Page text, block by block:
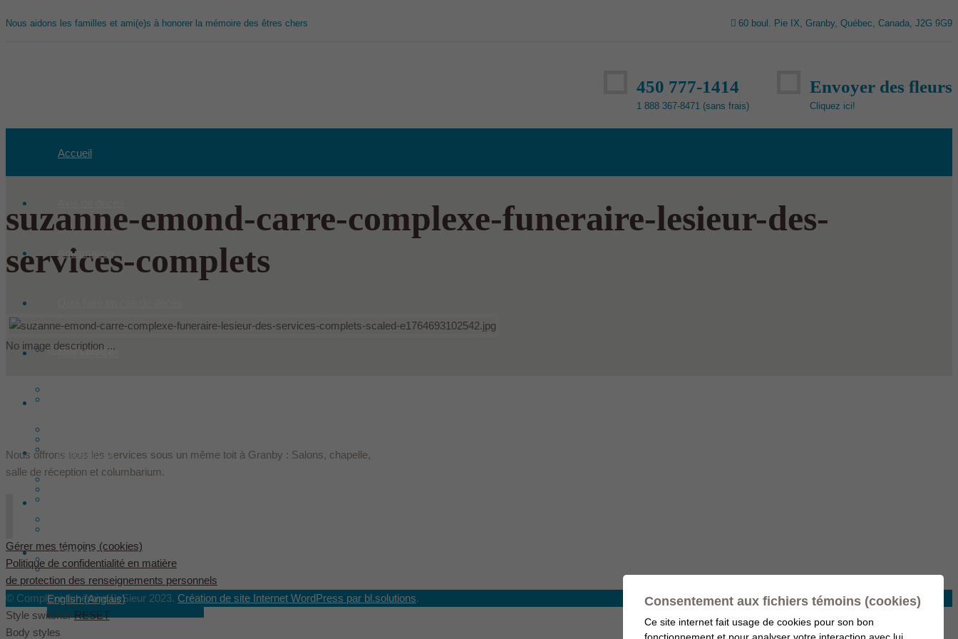
Nous aidons les familles et ami(e)s à honorer la mémoire des êtres chers 60 boul. Pie IX, Granby, Québec, Canada, J2G 9G9
450 777-1414
1 888 367-8471 (sans frais)
Envoyer des fleurs
Cliquez ici!
Accueil
Aquamation
Condoléances
Nos services
Arrangements préalables
Évaluation des services Le Sieur
Les Le Sieur innovent
Dans les médias
Ressources
Français
English(Anglais)
suzanne-emond-carre-complexe-funeraire-lesieur-des-
services-complets
No image description ...
Nous offrons tous les services sous un même toit à Granby : Salons, chapelle,
salle de réception et columbarium.
Gérer mes témoins (cookies)
Politique de confidentialité en matière
de protection des renseignements personnels
© Complexe funéraire LeSieur 2023. Création de site Internet WordPress par bl.solutions.
Style switcher RESET
Body styles
Consentement aux fichiers témoins (cookies)
Ce site internet fait usage de cookies pour son bon